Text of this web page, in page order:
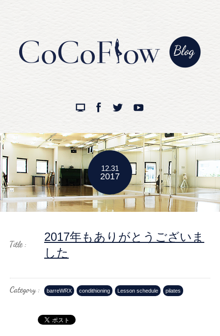
12.31
2017
2017年もありがとうございま
した
barreWRX condithioning Lesson schedule pilates